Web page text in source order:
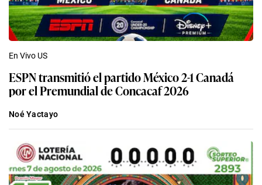
En Vivo US
ESPN transmitió el partido México 2-1 Canadá
por el Premundial de Concacaf 2026
Noé Yactayo